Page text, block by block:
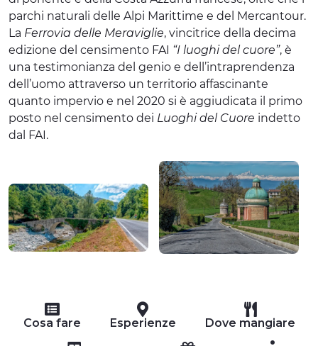
parchi naturali delle Alpi Marittime e del Mercantour.
La Ferrovia delle Meraviglie, vincitrice della decima
edizione del censimento FAI “I luoghi del cuore”, è
una testimonianza del genio e dell’intraprendenza
dell’uomo attraverso un territorio affascinante
quanto impervio e nel 2020 si è aggiudicata il primo
posto nel censimento dei Luoghi del Cuore indetto
dal FAI.
Cosa fare Esperienze Dove mangiare